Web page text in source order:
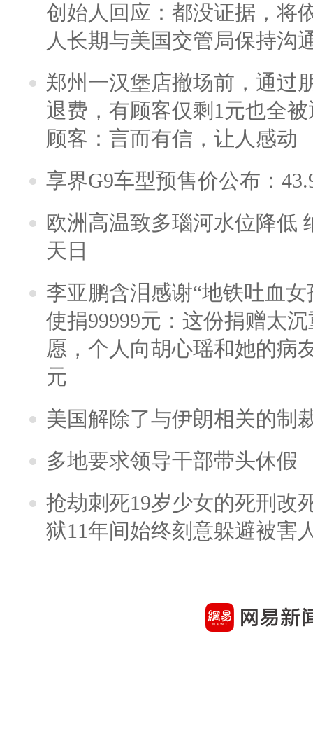
创始人回应：都没证据，将
人长期与美国交管局保持沟
郑州一汉堡店撤场前，通过
退费，有顾客仅剩1元也全
顾客：言而有信，让人感动
享界G9车型预售价公布：
欧洲高温致多瑙河水位降低
天日
李亚鹏含泪感谢“地铁吐血
使捐99999元：这份捐赠太
愿，个人向胡心瑶和她的病
元
美国解除了与伊朗相关的制
多地要求领导干部带头休假
抢劫刺死19岁少女的死刑改
狱11年间始终刻意躲避被害